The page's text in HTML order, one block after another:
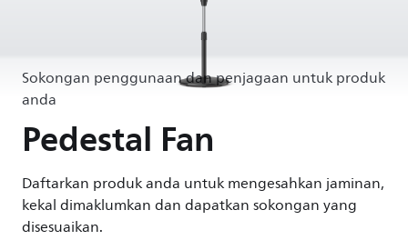
Sokongan penggunaan dan penjagaan untuk produk
anda
Pedestal Fan
Daftarkan produk anda untuk mengesahkan jaminan,
kekal dimaklumkan dan dapatkan sokongan yang
disesuaikan.